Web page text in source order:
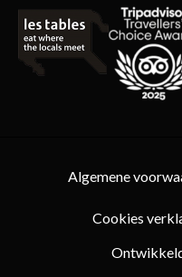
Algemene
Cookies